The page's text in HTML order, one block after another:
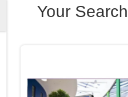
Your Search